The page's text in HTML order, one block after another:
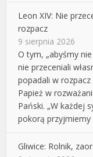
Leon XIV: Nie
rozpacz
9 sierpnia 2026
O tym, „abyśmy
nie przeceniali
popadali w
Papież w
Pański. „W każdej
pokorą przyjmiemy
Gliwice: Rolnik,